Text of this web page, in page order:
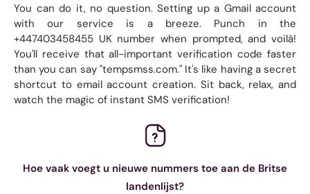
You can do it, no question. Setting up a Gmail account
with our service is a breeze. Punch in the
+447403458455 UK number when prompted, and voilà!
You'll receive that all-important verification code faster
than you can say "tempsmss.com." It's like having a secret
shortcut to email account creation. Sit back, relax, and
watch the magic of instant SMS verification!
Hoe vaak voegt u nieuwe nummers toe aan de Britse
landenlijst?